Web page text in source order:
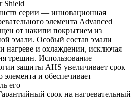
Shield
серии — инновационная
элемента Advanced
от накипи покрытием из
эмали. Особый состав эмали
нагреве и охлаждении, исключая
трещин. Использование
защиты AHS увеличивает срок
элемента и обеспечивает
его
срок на нагревательный